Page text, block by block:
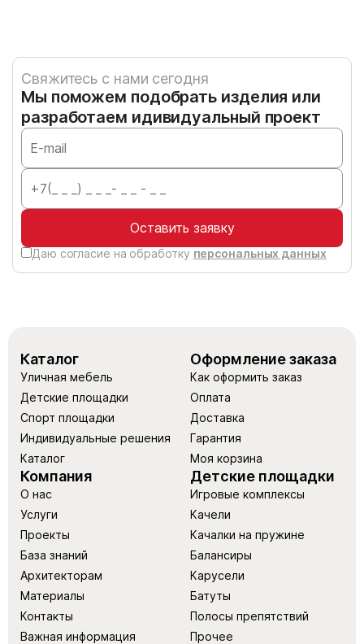
Свяжитесь с нами сегодня
Мы поможем подобрать изделия или
разработаем идивидуальный проект
Оставить заявку
Даю согласие на обработку персональных данных
Каталог
Уличная мебель
Детские площадки
Спорт площадки
Индивидуальные решения
Каталог
Оформление заказа
Как оформить заказ
Оплата
Доставка
Гарантия
Моя корзина
Компания
О нас
Услуги
Проекты
База знаний
Архитекторам
Материалы
Контакты
Важная информация
Детские площадки
Игровые комплексы
Качели
Качалки на пружине
Балансиры
Карусели
Батуты
Полосы препятствий
Прочее